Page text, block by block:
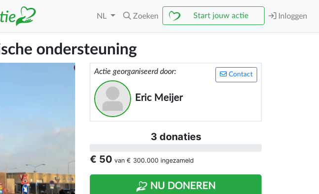
NL Zoeken Start jouw actie Inloggen
ondersteuning
Contact
Actie georganiseerd door:
Eric Meijer
3 donaties
€ 50 van € 300.000 ingezameld
NU DONEREN